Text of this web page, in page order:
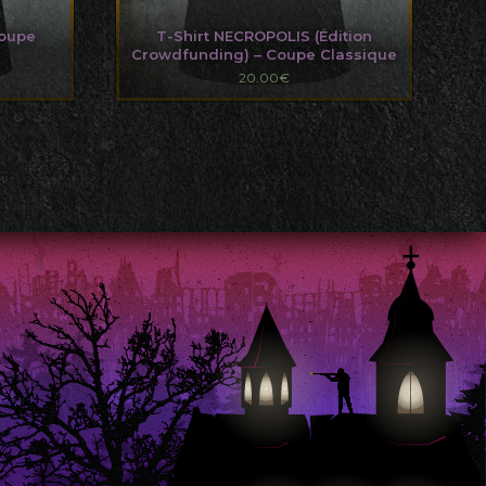
T-Shirt NECROPOLIS (Édition
Crowdfunding) – Coupe Classique
20.00€
Ce
produit
plusieurs
options
peuvent
être
choisies
sur
la
page
du
produit